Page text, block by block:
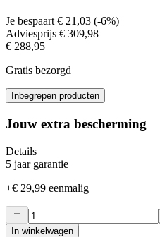
Je bespaart € 21,03 (-6%)
Adviesprijs € 309,98
€ 288,95
Gratis bezorgd
Inbegrepen producten
Jouw extra bescherming
Details
5 jaar garantie
+€ 29,99 eenmalig
In winkelwagen